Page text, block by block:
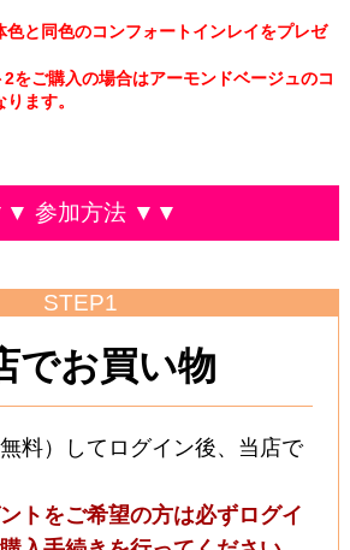
と同色のコンフォートインレイをプレゼ
をご購入の場合はアーモンドベージュのコ
ます。
参加方法 ▼▼
STEP1
でお買い物
料）してログイン後、当店で
トをご希望の方は必ずログイ